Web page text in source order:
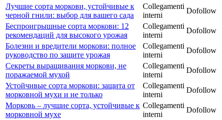
Лучшие сорта моркови, устойчивые к
черной гнили: выбор для вашего сада
Collegamenti
interni
Dofollow
Беспроигрышные сорта моркови: 12
рекомендаций для высокого урожая
Collegamenti
interni
Dofollow
Болезни и вредители моркови: полное
руководство по защите урожая
Collegamenti
interni
Dofollow
Секреты выращивания моркови, не
поражаемой мухой
Collegamenti
interni
Dofollow
Устойчивые сорта моркови: защита от
морковной мухи и не только
Collegamenti
interni
Dofollow
Морковь – лучшие сорта, устойчивые к
морковной мухе
Collegamenti
interni
Dofollow